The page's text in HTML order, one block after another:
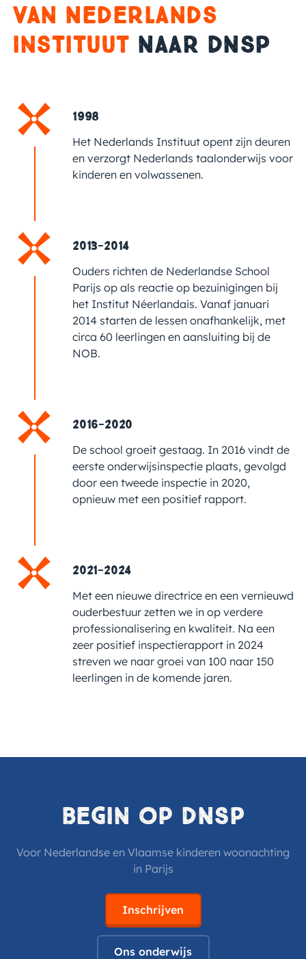
Van Nederlands
Instituut Naar DNSP
1998
Het Nederlands Instituut opent zijn deuren
en verzorgt Nederlands taalonderwijs voor
kinderen en volwassenen.
2013-2014
Ouders richten de Nederlandse School
Parijs op als reactie op bezuinigingen bij
het Institut Néerlandais. Vanaf januari
2014 starten de lessen onafhankelijk, met
circa 60 leerlingen en aansluiting bij de
NOB.
2016-2020
De school groeit gestaag. In 2016 vindt de
eerste onderwijsinspectie plaats, gevolgd
door een tweede inspectie in 2020,
opnieuw met een positief rapport.
2021-2024
Met een nieuwe directrice en een vernieuwd
ouderbestuur zetten we in op verdere
professionalisering en kwaliteit. Na een
zeer positief inspectierapport in 2024
streven we naar groei van 100 naar 150
leerlingen in de komende jaren.
Begin op DNSP
Voor Nederlandse en Vlaamse kinderen woonachting
in Parijs
Inschrijven
Ons onderwijs